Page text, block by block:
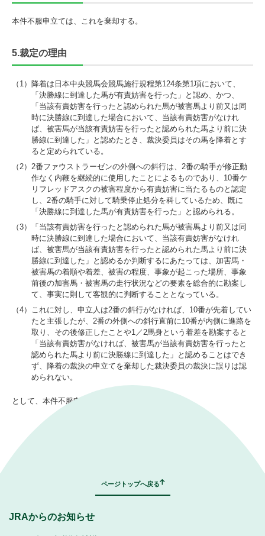
本件不服申立ては、これを棄却する。
5.裁定の理由
（1） 降着は日本中央競馬会競馬施行規程第124条第1項において、
「決勝線に到達した馬が有責妨害を行った」と認め、かつ、
「当該有責妨害を行ったと認められた馬が被害馬より前又は同
時に決勝線に到達した場合において、当該有責妨害がなけれ
ば、被害馬が当該有責妨害を行ったと認められた馬より前に決
勝線に到達した」と認めたとき、裁決委員はその馬を降着とす
ると定められている。
（2） 2番ファウストラーゼンの外側への斜行は、2番の騎手が修正動
作なく内鞭を継続的に使用したことによるものであり、10番ケ
リフレッドアスクの被害程度から有責妨害に当たるものと認定
し、2番の騎手に対して騎乗停止処分を科しているため、既に
「決勝線に到達した馬が有責妨害を行った」と認められる。
（3）
「当該有責妨害を行ったと認められた馬が被害馬より前又は同
時に決勝線に到達した場合において、当該有責妨害がなけれ
ば、被害馬が当該有責妨害を行ったと認められた馬より前に決
勝線に到達した」と認めるか判断するにあたっては、加害馬・
被害馬の着順や着差、被害の程度、事象が起こった場所、事象
前後の加害馬・被害馬の走行状況などの要素を総合的に勘案し
て、事実に則して客観的に判断することとなっている。
（4） これに対し、申立人は2番の斜行がなければ、10番が先着してい
たと主張したが、2番の外側への斜行直前に10番が内側に進路を
取り、その後修正したことや1／2馬身という着差を勘案すると
「当該有責妨害がなければ、被害馬が当該有責妨害を行ったと
認められた馬より前に決勝線に到達した」と認めることはでき
ず、降着の裁決の申立てを棄却した裁決委員の裁決に誤りは認
められない。
として、本件不服申立ては棄却された。
ページトップへ戻る
JRAからのお知らせ